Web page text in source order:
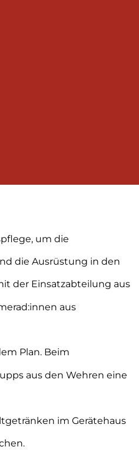
um die
die Ausrüstung in den
der Einsatzabteilung aus
aus
Plan. Beim
aus den Wehren eine
im Gerätehaus